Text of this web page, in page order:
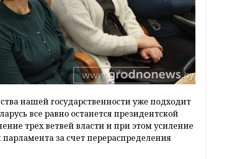
нашей государственности уже подходит
все равно останется президентской
трех ветвей власти и при этом усиление
за счет перераспределения